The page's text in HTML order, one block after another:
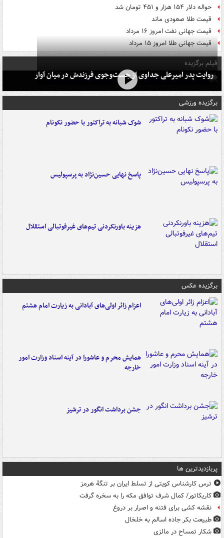
حواله دلار ۱۵۴ هزار و ۴۵۱ تومان شد
قیمت طلا صعودی ماند
قیمت جهانی نفت امروز ۱۶ مرداد
قیمت جهانی طلا امروز ۱۵ مرداد
فیلم برگزیده
روایت پدر امیرعلی جداوی از جست‌وجوی فرزندش در میان آوار
برگزیده ورزشی
شوک شبانه به تراکتور با حضور نکونام
پاسخ نهایی حسین‌نژاد به پرسپولیس
هزینه باورنکردنی تیم‌های غیرفوتبالی استقلال
برگزیده عکس
اعزام زائر اولی‌های آبادانی به زیارت امام هشتم
همایش محرم و عاشورا در آینه اسناد وزارت امور
خارجه
جشن برداشت انگور در ترشیز
پربازدیدترین ها
ترس کارشناس کویتی از تسلط ایران بر تنگۀ هرمز
کاریکاتور/ کمال شرف توافق مکه را به سخره گرفت
نقشه کشی برای فتنه و اصرار بر دروغ
طبیعت بکر جاده اسالم به خلخال
شکار تمساح در مالزی